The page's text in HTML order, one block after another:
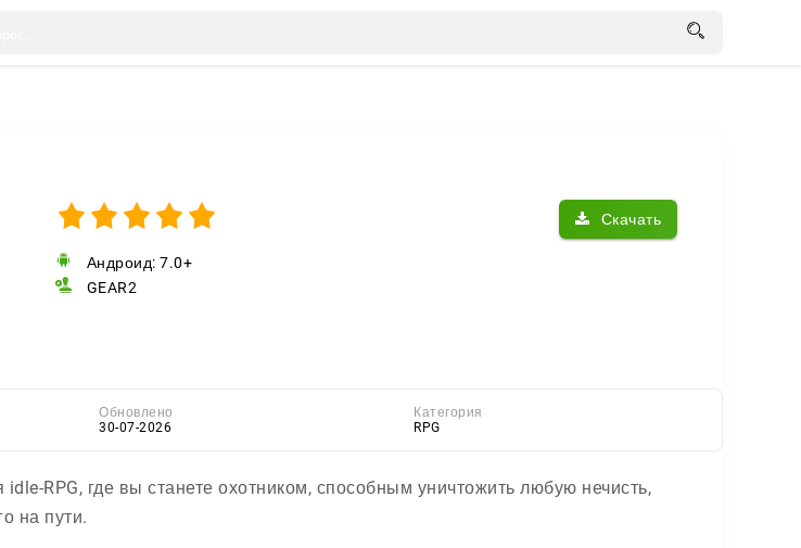
Скачать
Андроид: 7.0+
GEAR2
Обновлено
30-07-2026
Категория
RPG
RPG, где вы станете охотником, способным уничтожить любую нечисть,
на пути.